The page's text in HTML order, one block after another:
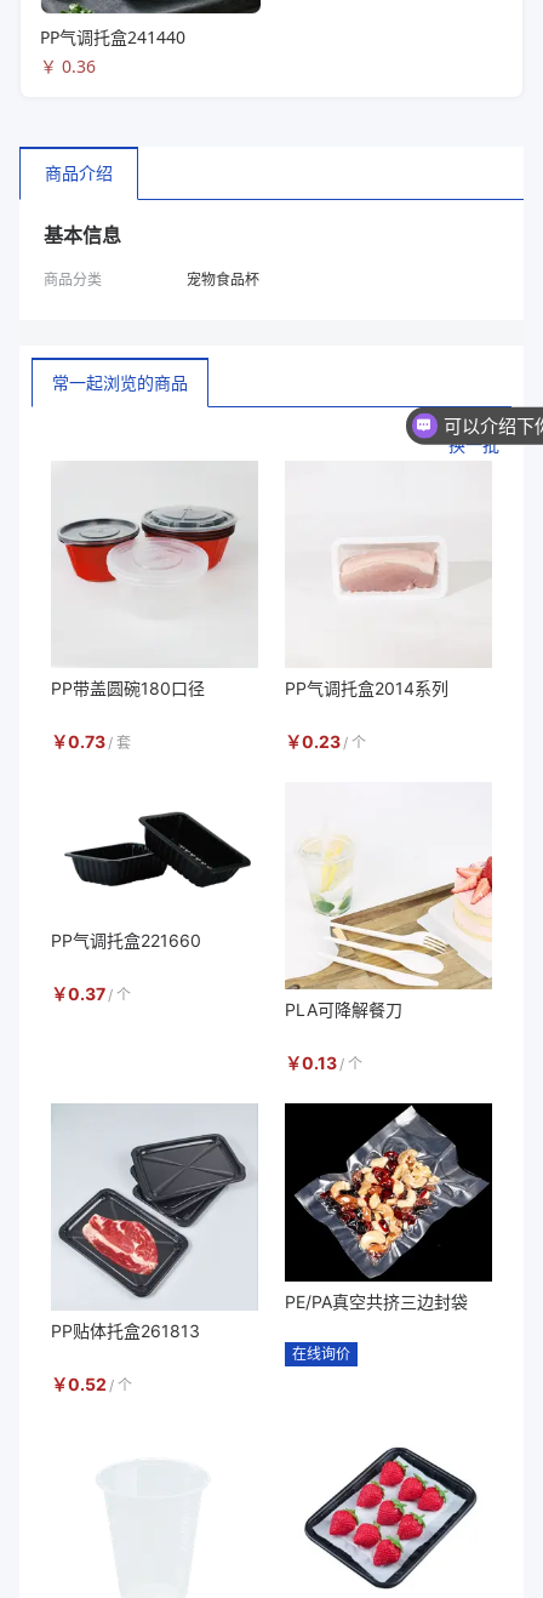
PP气调托盒241440
￥ 0.36
商品介绍
基本信息
商品分类 宠物食品杯
常一起浏览的商品
换一批
PP带盖圆碗180口径
￥0.73 / 套
PP气调托盒2014系列
￥0.23 / 个
PP气调托盒221660
￥0.37 / 个
PLA可降解餐刀
￥0.13 / 个
PP贴体托盒261813
￥0.52 / 个
PE/PA真空共挤三边封袋
在线询价